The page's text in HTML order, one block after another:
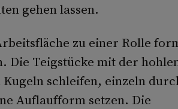
gehen lassen.
zu einer Rolle
Die Teigstücke mit der
schleifen, einzeln
Auflaufform setzen. Die